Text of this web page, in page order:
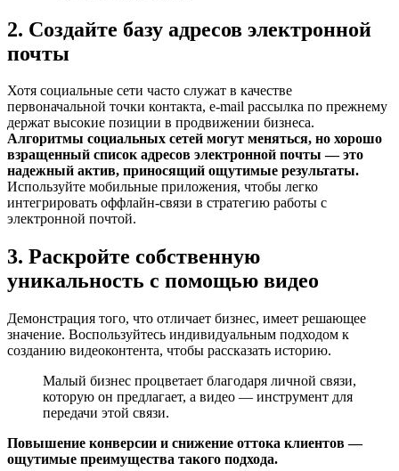
2. Создайте базу адресов электронной
почты
Хотя социальные сети часто служат в качестве
первоначальной точки контакта, e-mail рассылка по прежнему
держат высокие позиции в продвижении бизнеса.
Алгоритмы социальных сетей могут меняться, но хорошо
взращенный список адресов электронной почты — это
надежный актив, приносящий ощутимые результаты.
Используйте мобильные приложения, чтобы легко
интегрировать оффлайн-связи в стратегию работы с
электронной почтой.
3. Раскройте собственную
уникальность с помощью видео
Демонстрация того, что отличает бизнес, имеет решающее
значение. Воспользуйтесь индивидуальным подходом к
созданию видеоконтента, чтобы рассказать историю.
Малый бизнес процветает благодаря личной связи,
которую он предлагает, а видео — инструмент для
передачи этой связи.
Повышение конверсии и снижение оттока клиентов —
ощутимые преимущества такого подхода.